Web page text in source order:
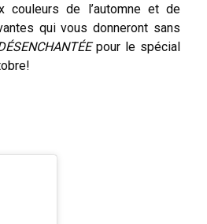
couleurs de l’automne et de
qui vous donneront sans
pour le spécial